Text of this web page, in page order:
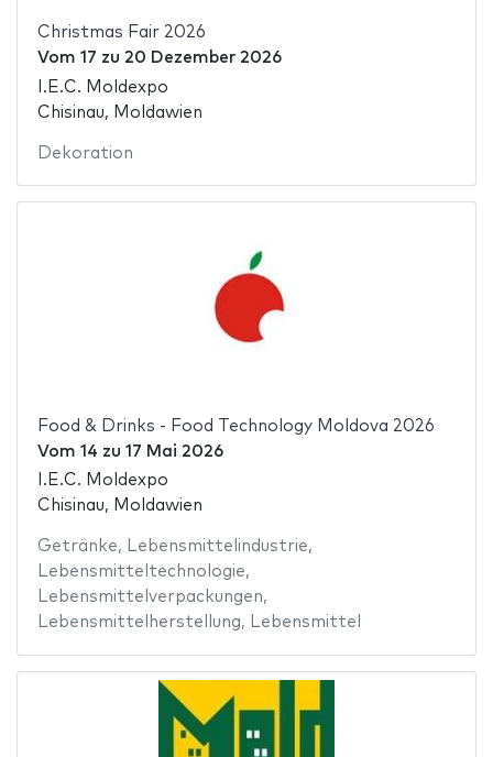
Christmas Fair 2026
Vom 17 zu 20 Dezember 2026
I.E.C. Moldexpo
Chisinau, Moldawien
Dekoration
Food & Drinks - Food Technology Moldova 2026
Vom 14 zu 17 Mai 2026
I.E.C. Moldexpo
Chisinau, Moldawien
Getränke, Lebensmittelindustrie,
Lebensmitteltechnologie,
Lebensmittelverpackungen,
Lebensmittelherstellung, Lebensmittel